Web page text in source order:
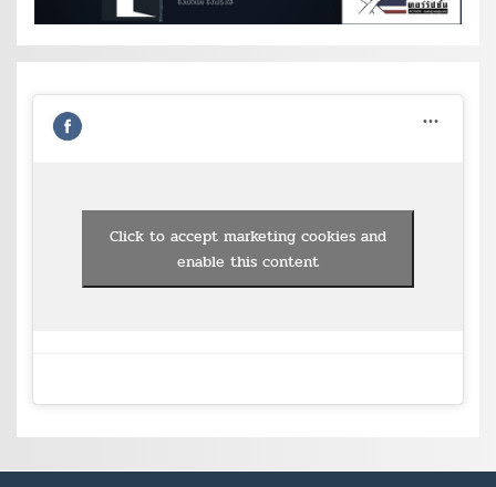
Click to accept marketing cookies and
enable this content